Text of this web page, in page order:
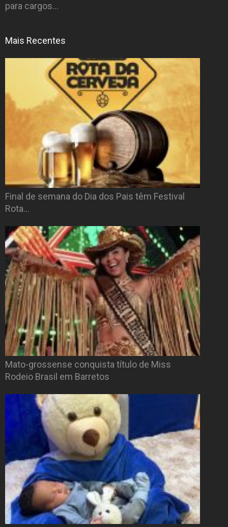
para cargos…
Mais Recentes
Final de semana do Dia dos Pais têm Festival
Rota…
Mato-grossense conquista título de Miss
Rodeio Brasil em Barretos